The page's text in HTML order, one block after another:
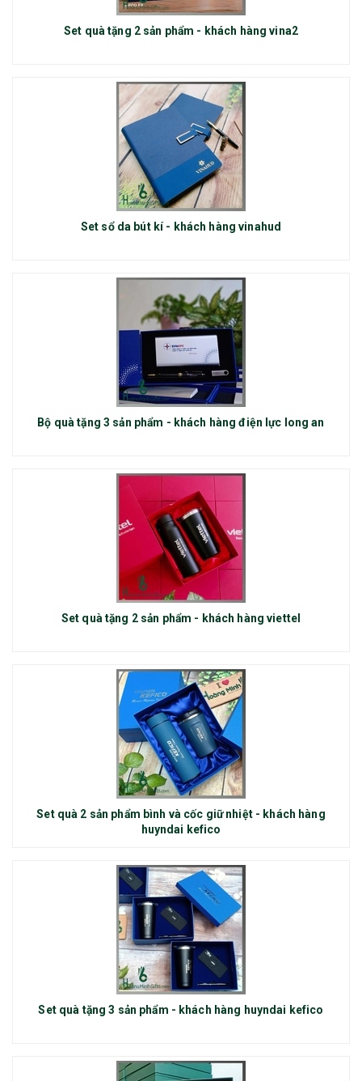
Set quà tặng 2 sản phẩm - khách hàng vina2
Set sổ da bút kí - khách hàng vinahud
Bộ quà tặng 3 sản phẩm - khách hàng điện lực long an
Set quà tặng 2 sản phẩm - khách hàng viettel
Set quà 2 sản phẩm bình và cốc giữ nhiệt - khách hàng
huyndai kefico
Set quà tặng 3 sản phẩm - khách hàng huyndai kefico